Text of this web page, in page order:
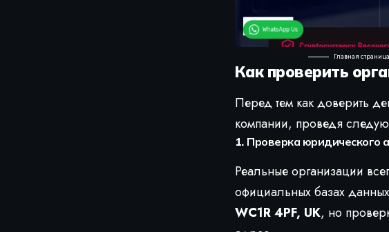
Главная
Как проверить
Перед тем как доверить
компании, проведя
1. Проверка юридического
Реальные организации
официальных базах
WC1R 4PF, UK, но